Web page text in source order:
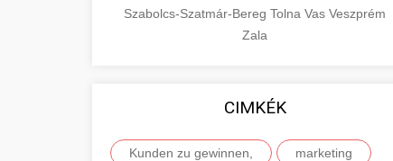
Szabolcs-Szatmár-Bereg Tolna Vas Veszprém
Zala
CIMKÉK
Kunden zu gewinnen, marketing